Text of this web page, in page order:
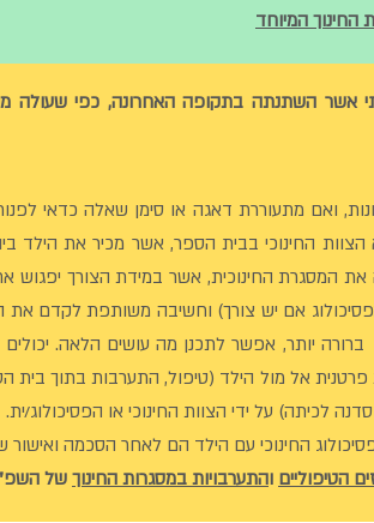
החינוך המיוחד
אשר השתנתה בתקופה האחרונה, כפי שעולה
ואם מתעוררת דאגה או סימן שאלה כדאי
החינוכי בבית הספר, אשר מכיר את הילד
את המסגרת החינוכית, אשר במידת הצורך יפגוש
אם יש צורך) וחשיבה משותפת לקדם
יותר, אפשר לתכנן מה עושים הלאה.
אל מול הילד (טיפול, התערבות בתוך בית
לכיתה) על ידי הצוות החינוכי או הפסיכולוג/ית.
החינוכי עם הילד הם לאחר הסכמה ואישור
הטיפוליים והתערבויות במסגרות החינוך של